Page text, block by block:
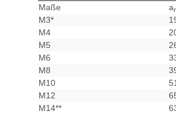
Maße
a
M3*
M4
M5
M6
M8
M10
M12
M14**